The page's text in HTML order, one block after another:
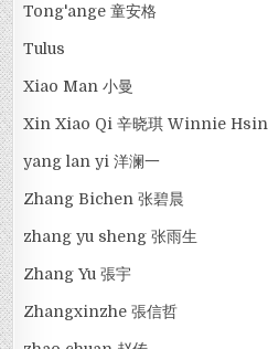
Tong'ange 童安格
Tulus
Xiao Man 小曼
Xin Xiao Qi 辛晓琪 Winnie Hsin
yang lan yi 洋澜一
Zhang Bichen 张碧晨
zhang yu sheng 张雨生
Zhang Yu 張宇
Zhangxinzhe 張信哲